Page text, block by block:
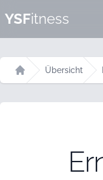
YSFitness
Startseite
Übersicht